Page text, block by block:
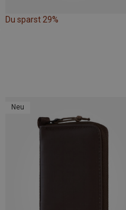
Du sparst 29%
Neu